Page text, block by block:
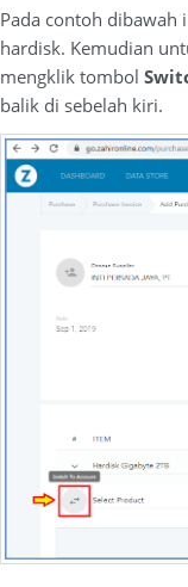
Pada contoh
hardisk. Kemudian
mengklik tombol
balik di sebelah kiri.